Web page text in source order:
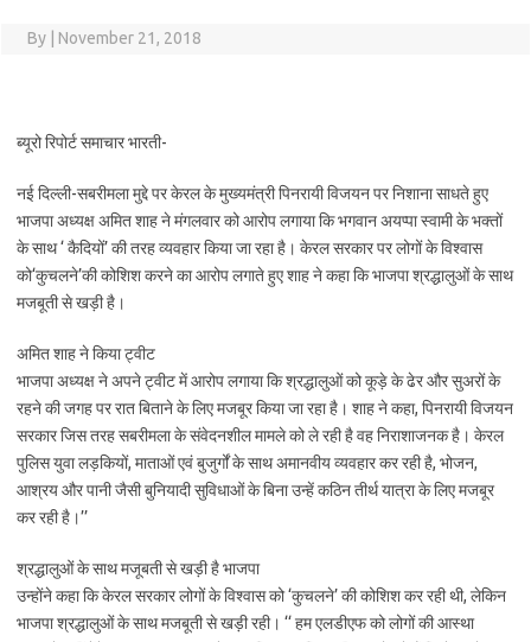
By November 21, 2018
ब्यूरो रिपोर्ट समाचार भारती-
नई दिल्ली-सबरीमला मुद्दे पर केरल के मुख्यमंत्री पिनरायी विजयन पर निशाना साधते हुए
भाजपा अध्यक्ष अमित शाह ने मंगलवार को आरोप लगाया कि भगवान अयप्पा स्वामी के भक्तों
के साथ ‘ कैदियों’ की तरह व्यवहार किया जा रहा है। केरल सरकार पर लोगों के विश्वास
को‘कुचलने’की कोशिश करने का आरोप लगाते हुए शाह ने कहा कि भाजपा श्रद्धालुओं के साथ
मजबूती से खड़ी है।
अमित शाह ने किया ट्वीट
भाजपा अध्यक्ष ने अपने ट्वीट में आरोप लगाया कि श्रद्धालुओं को कूड़े के ढेर और सुअरों के
रहने की जगह पर रात बिताने के लिए मजबूर किया जा रहा है। शाह ने कहा, पिनरायी विजयन
सरकार जिस तरह सबरीमला के संवेदनशील मामले को ले रही है वह निराशाजनक है। केरल
पुलिस युवा लड़कियों, माताओं एवं बुजुर्गों के साथ अमानवीय व्यवहार कर रही है, भोजन,
आश्रय और पानी जैसी बुनियादी सुविधाओं के बिना उन्हें कठिन तीर्थ यात्रा के लिए मजबूर
कर रही है।’’
श्रद्धालुओं के साथ मजूबती से खड़ी है भाजपा
उन्होंने कहा कि केरल सरकार लोगों के विश्वास को ‘कुचलने’ की कोशिश कर रही थी, लेकिन
भाजपा श्रद्धालुओं के साथ मजबूती से खड़ी रही। ‘‘ हम एलडीएफ को लोगों की आस्था